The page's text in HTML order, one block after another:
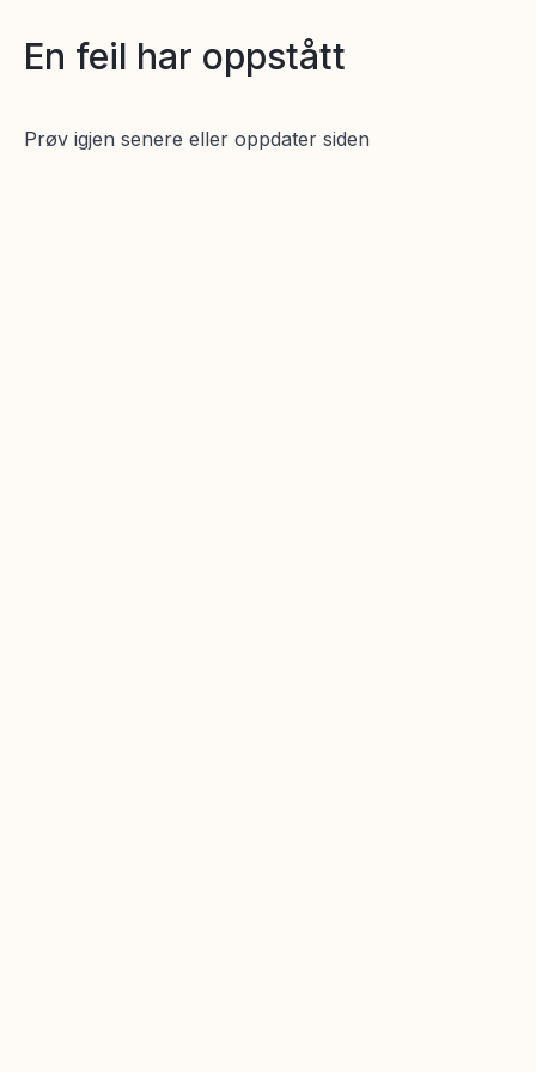
En feil har oppstått
Prøv igjen senere eller oppdater siden